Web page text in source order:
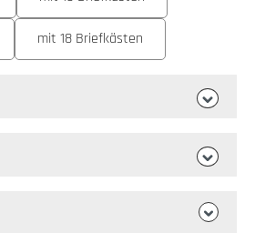
mit 18 Briefkästen